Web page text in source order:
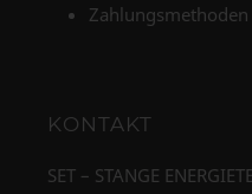
Zahlungsmethoden
KONTAKT
SET – STANGE